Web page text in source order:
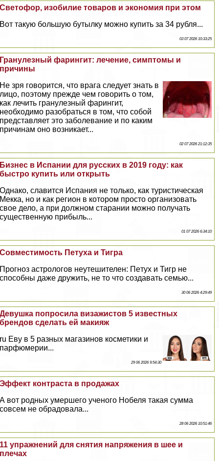
Светофор, изобилие товаров и экономия при этом
Вот такую большую бутылку можно купить за 34 рубля...
03 07 2026 10:33:25
Гранулезный фарингит: лечение, симптомы и
причины
Не зря говорится, что врага следует знать в
лицо, поэтому прежде чем говорить о том,
как лечить гранулезный фарингит,
необходимо разобраться в том, что собой
представляет это заболевание и по каким
причинам оно возникает...
02 07 2026 21:12:35
Бизнес в Испании для русских в 2019 году: как
быстро купить или открыть
Однако, славится Испания не только, как туристическая
Мекка, но и как регион в котором просто организовать
свое дело, а при должном старании можно получать
существенную прибыль...
01 07 2026 6:34:10
Совместимость Пeтyxа и Тигра
Прогноз астрологов неутешителен: Пeтyx и Тигр не
способны даже дружить, не то что создавать семью...
30 06 2026 4:29:49
Дeвyшка попросила визажистов 5 известных
брендов сделать ей макияж
ru Еву в 5 разных магазинов косметики и
парфюмерии...
29 06 2026 9:54:30
Эффект контраста в продажах
А вот родных умершего ученого Нобеля такая сумма
совсем не обрадовала...
28 06 2026 10:51:46
11 упражнений для снятия напряжения в шее и
плечах